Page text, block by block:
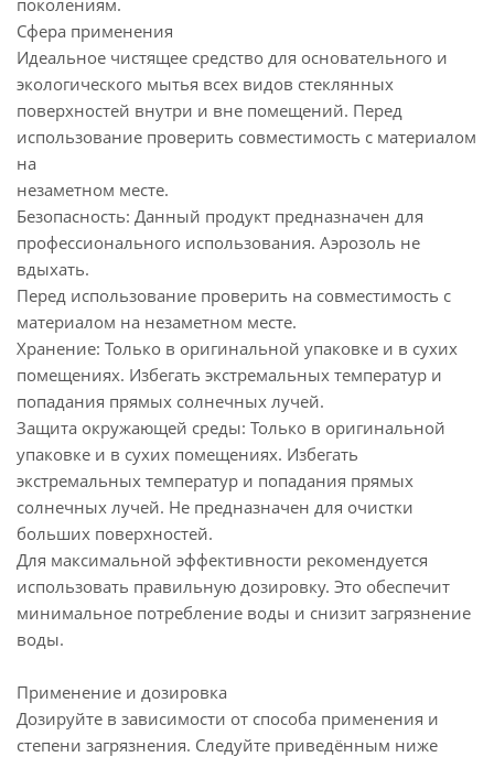
поколениям.
Сфера применения
Идеальное чистящее средство для основательного и
экологического мытья всех видов стеклянных
поверхностей внутри и вне помещений. Перед
использование проверить совместимость с материалом
на
незаметном месте.
Безопасность: Данный продукт предназначен для
профессионального использования. Аэрозоль не
вдыхать.
Перед использование проверить на совместимость с
материалом на незаметном месте.
Хранение: Только в оригинальной упаковке и в сухих
помещениях. Избегать экстремальных температур и
попадания прямых солнечных лучей.
Защита окружающей среды: Только в оригинальной
упаковке и в сухих помещениях. Избегать
экстремальных температур и попадания прямых
солнечных лучей. Не предназначен для очистки
больших поверхностей.
Для максимальной эффективности рекомендуется
использовать правильную дозировку. Это обеспечит
минимальное потребление воды и снизит загрязнение
воды.
Применение и дозировка
Дозируйте в зависимости от способа применения и
степени загрязнения. Следуйте приведённым ниже